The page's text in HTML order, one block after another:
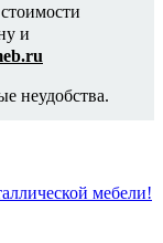
и
неудобства.